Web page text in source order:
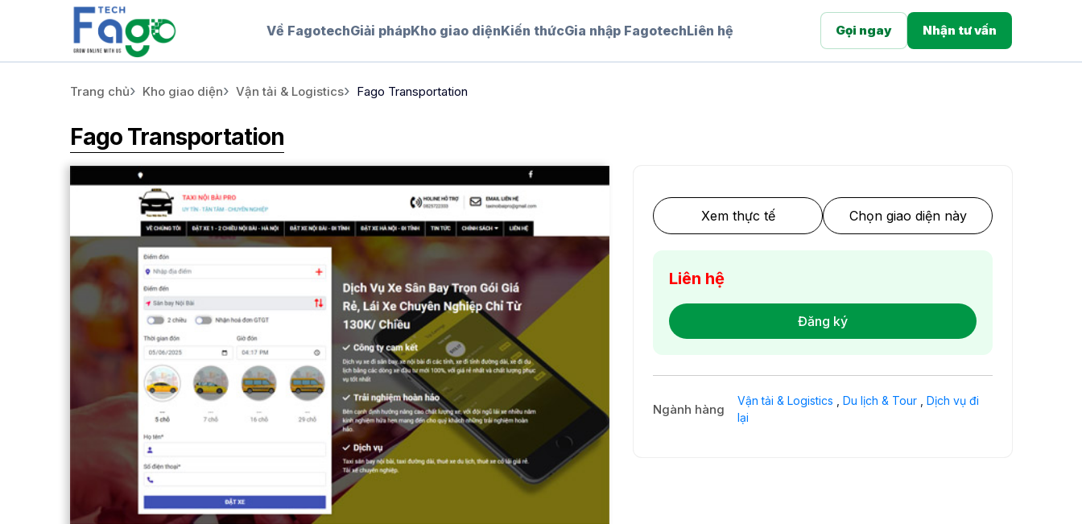
Về FagotechGiải phápKho giao diệnKiến thứcGia nhập FagotechLiên hệ Gọi ngay Nhận tư vấn
Trang chủ Kho giao diện Vận tải & Logistics Fago Transportation
Fago Transportation
Xem thực tế Chọn giao diện này
Liên hệ
Đăng ký
Ngành hàng
Vận tải & Logistics Du lịch & Tour
Dịch vụ đi
lại